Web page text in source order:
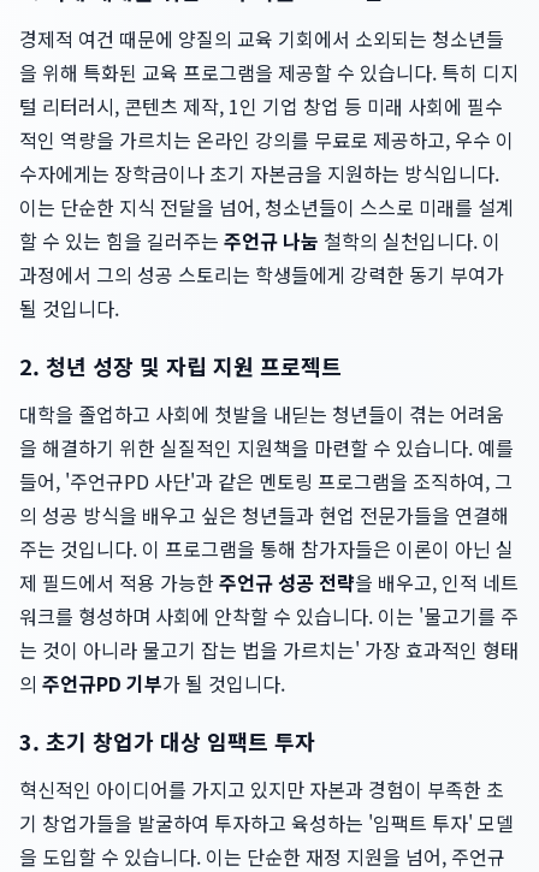
경제적 여건 때문에 양질의 교육 기회에서 소외되는 청소년들
을 위해 특화된 교육 프로그램을 제공할 수 있습니다. 특히 디지
털 리터러시, 콘텐츠 제작, 1인 기업 창업 등 미래 사회에 필수
적인 역량을 가르치는 온라인 강의를 무료로 제공하고, 우수 이
수자에게는 장학금이나 초기 자본금을 지원하는 방식입니다.
이는 단순한 지식 전달을 넘어, 청소년들이 스스로 미래를 설계
할 수 있는 힘을 길러주는 주언규 나눔 철학의 실천입니다. 이
과정에서 그의 성공 스토리는 학생들에게 강력한 동기 부여가
될 것입니다.
2. 청년 성장 및 자립 지원 프로젝트
대학을 졸업하고 사회에 첫발을 내딛는 청년들이 겪는 어려움
을 해결하기 위한 실질적인 지원책을 마련할 수 있습니다. 예를
들어, '주언규PD 사단'과 같은 멘토링 프로그램을 조직하여, 그
의 성공 방식을 배우고 싶은 청년들과 현업 전문가들을 연결해
주는 것입니다. 이 프로그램을 통해 참가자들은 이론이 아닌 실
제 필드에서 적용 가능한주언규 성공 전략을 배우고, 인적 네트
워크를 형성하며 사회에 안착할 수 있습니다. 이는 '물고기를 주
는 것이 아니라 물고기 잡는 법을 가르치는' 가장 효과적인 형태
의 주언규PD 기부가 될 것입니다.
3. 초기 창업가 대상 임팩트 투자
혁신적인 아이디어를 가지고 있지만 자본과 경험이 부족한 초
기 창업가들을 발굴하여 투자하고 육성하는 '임팩트 투자' 모델
을 도입할 수 있습니다. 이는 단순한 재정 지원을 넘어, 주언규